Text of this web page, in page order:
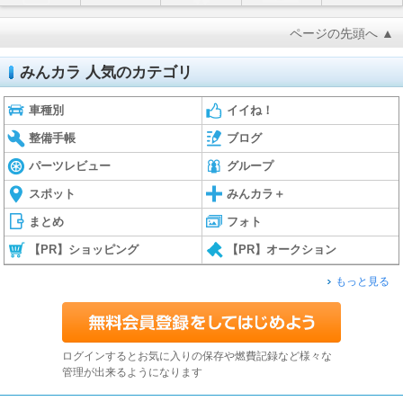
ページの先頭へ ▲
みんカラ 人気のカテゴリ
車種別 イイね！
整備手帳 ブログ
パーツレビュー グループ
スポット みんカラ＋
まとめ フォト
【PR】ショッピング 【PR】オークション
もっと見る
ログインするとお気に入りの保存や燃費記録など様々な
管理が出来るようになります